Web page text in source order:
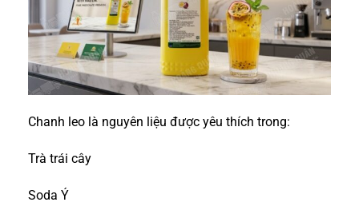
Chanh leo là nguyên liệu được yêu thích trong:
Trà trái cây
Soda Ý